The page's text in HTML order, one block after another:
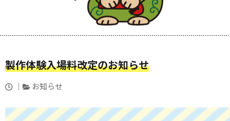
製作体験入場料改定のお知らせ
投
日：
カ
ゴ
お知らせ